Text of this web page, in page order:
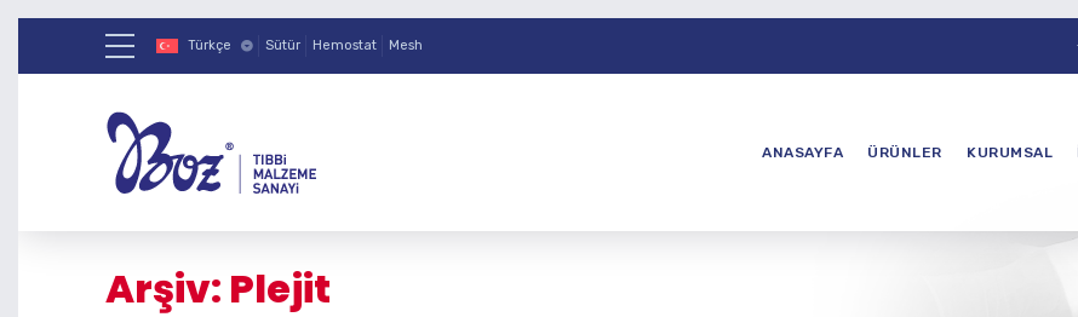
Türkçe Sütür Hemostat Mesh
ANASAYFA ÜRÜNLER KURUMSAL
Arşiv: Plejit